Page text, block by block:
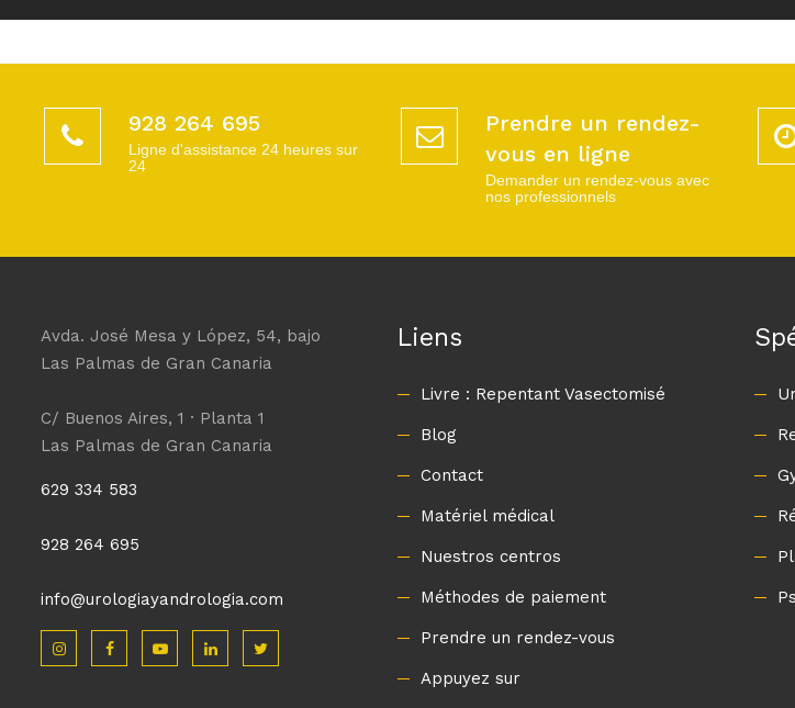
928 264 695
Ligne d'assistance 24 heures sur
24
Prendre un rendez-
vous en ligne
Demander un rendez-vous avec
nos professionnels
Avda. José Mesa y López, 54, bajo
Las Palmas de Gran Canaria
C/ Buenos Aires, 1 · Planta 1
Las Palmas de Gran Canaria
629 334 583
928 264 695
info@urologiayandrologia.com
Liens
Livre : Repentant Vasectomisé
Blog
Contact
Matériel médical
Nuestros centros
Méthodes de paiement
Prendre un rendez-vous
Appuyez sur